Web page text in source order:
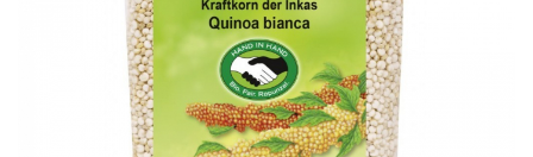
Ceaiuri diverse si accesorii